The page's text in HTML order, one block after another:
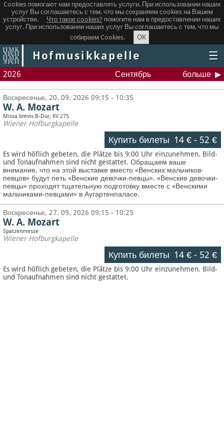
Cookies помогают нам предоставлять услуги. При использовании наших
услуг Вы соглашаетесь с тем, что мы сохраняем сookies на Вашем
устройстве.
Что такое сookies? помогите нам в предоставлении наших
услуг. При использовании наших услуг Вы соглашаетесь с тем, что мы
собираем Cookies.
OK
Hofmusikkapelle ☰
2026 Сентябрь больше
Воскресенье, 20. 09. 2026 09:15 - 10:35
W. A. Mozart
Missa brevis B-Dur, KV 275
Wiener Hofburgkapelle
Купить билеты 14 €- 52 €
Es wird höflich gebeten, die Plätze bis 9:00 Uhr einzunehmen. Bild-
und Tonaufnahmen sind nicht gestattet.Обращаем ваше
внимание, что на этой выставке вместо «Венских мальчиков-
певцов» будут петь «Венские девочки-певцы». «Венские девочки-
певцы» проходят тщательную подготовку вместе с «Венскими
мальчиками-певцами» в Аугартенпаласе.
Воскресенье, 27. 09. 2026 09:15 - 10:25
W. A. Mozart
Spatzenmesse
Wiener Hofburgkapelle
Купить билеты 14 €- 52 €
Es wird höflich gebeten, die Plätze bis 9:00 Uhr einzunehmen. Bild-
und Tonaufnahmen sind nicht gestattet.